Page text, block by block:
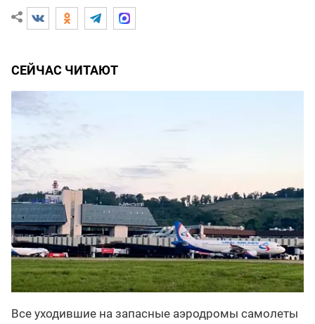
СЕЙЧАС ЧИТАЮТ
Все уходившие на запасные аэродромы самолеты